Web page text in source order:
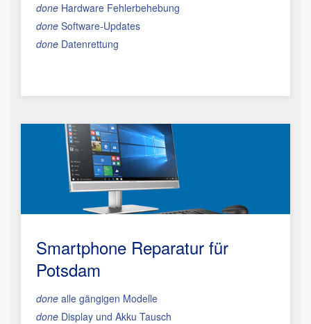
done Hardware Fehlerbehebung
done Software-Updates
done Datenrettung
Smartphone Reparatur für
Potsdam
done alle gängigen Modelle
done Display und Akku Tausch